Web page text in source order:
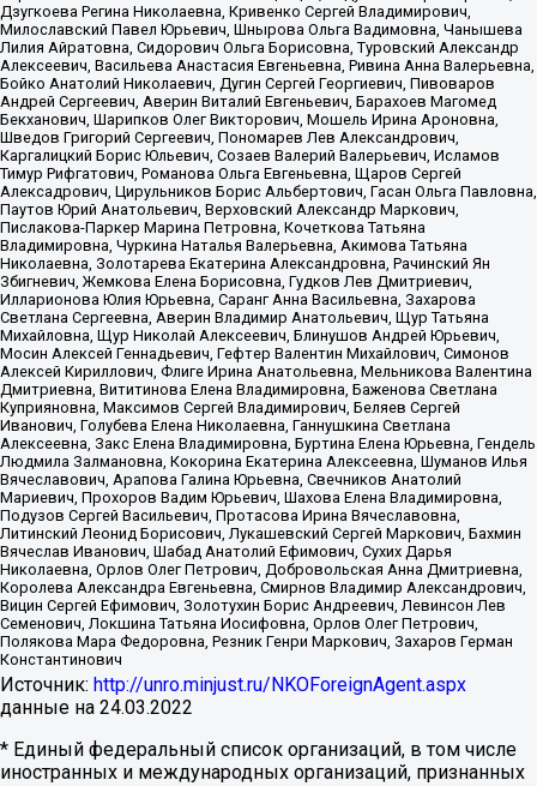
Дзугкоева Регина Николаевна, Кривенко Сергей Владимирович,
Милославский Павел Юрьевич, Шнырова Ольга Вадимовна, Чанышева
Лилия Айратовна, Сидорович Ольга Борисовна, Туровский Александр
Алексеевич, Васильева Анастасия Евгеньевна, Ривина Анна Валерьевна,
Бойко Анатолий Николаевич, Дугин Сергей Георгиевич, Пивоваров
Андрей Сергеевич, Аверин Виталий Евгеньевич, Барахоев Магомед
Бекханович, Шарипков Олег Викторович, Мошель Ирина Ароновна,
Шведов Григорий Сергеевич, Пономарев Лев Александрович,
Каргалицкий Борис Юльевич, Созаев Валерий Валерьевич, Исламов
Тимур Рифгатович, Романова Ольга Евгеньевна, Щаров Сергей
Алексадрович, Цирульников Борис Альбертович, Гасан Ольга Павловна,
Паутов Юрий Анатольевич, Верховский Александр Маркович,
Пислакова-Паркер Марина Петровна, Кочеткова Татьяна
Владимировна, Чуркина Наталья Валерьевна, Акимова Татьяна
Николаевна, Золотарева Екатерина Александровна, Рачинский Ян
Збигневич, Жемкова Елена Борисовна, Гудков Лев Дмитриевич,
Илларионова Юлия Юрьевна, Саранг Анна Васильевна, Захарова
Светлана Сергеевна, Аверин Владимир Анатольевич, Щур Татьяна
Михайловна, Щур Николай Алексеевич, Блинушов Андрей Юрьевич,
Мосин Алексей Геннадьевич, Гефтер Валентин Михайлович, Симонов
Алексей Кириллович, Флиге Ирина Анатольевна, Мельникова Валентина
Дмитриевна, Вититинова Елена Владимировна, Баженова Светлана
Куприяновна, Максимов Сергей Владимирович, Беляев Сергей
Иванович, Голубева Елена Николаевна, Ганнушкина Светлана
Алексеевна, Закс Елена Владимировна, Буртина Елена Юрьевна, Гендель
Людмила Залмановна, Кокорина Екатерина Алексеевна, Шуманов Илья
Вячеславович, Арапова Галина Юрьевна, Свечников Анатолий
Мариевич, Прохоров Вадим Юрьевич, Шахова Елена Владимировна,
Подузов Сергей Васильевич, Протасова Ирина Вячеславовна,
Литинский Леонид Борисович, Лукашевский Сергей Маркович, Бахмин
Вячеслав Иванович, Шабад Анатолий Ефимович, Сухих Дарья
Николаевна, Орлов Олег Петрович, Добровольская Анна Дмитриевна,
Королева Александра Евгеньевна, Смирнов Владимир Александрович,
Вицин Сергей Ефимович, Золотухин Борис Андреевич, Левинсон Лев
Семенович, Локшина Татьяна Иосифовна, Орлов Олег Петрович,
Полякова Мара Федоровна, Резник Генри Маркович, Захаров Герман
Константинович
Источник: http://unro.minjust.ru/NKOForeignAgent.aspx
данные на 24.03.2022
* Единый федеральный список организаций, в том числе
иностранных и международных организаций, признанных